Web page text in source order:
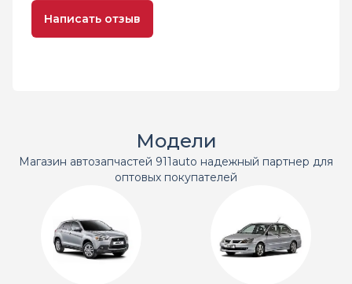
Написать отзыв
Модели
Магазин автозапчастей 911auto надежный партнер для
оптовых покупателей